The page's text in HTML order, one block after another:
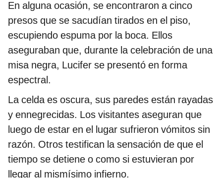
En alguna ocasión, se encontraron a cinco
presos que se sacudían tirados en el piso,
escupiendo espuma por la boca. Ellos
aseguraban que, durante la celebración de una
misa negra, Lucifer se presentó en forma
espectral.
La celda es oscura, sus paredes están rayadas
y ennegrecidas. Los visitantes aseguran que
luego de estar en el lugar sufrieron vómitos sin
razón. Otros testifican la sensación de que el
tiempo se detiene o como si estuvieran por
llegar al mismísimo infierno.